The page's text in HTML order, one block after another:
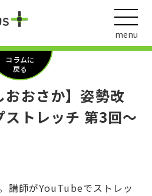
menu
コラムに
戻る
おおさか】姿勢改
トレッチ 第3回～
講師がYouTubeでストレッ
ネス動画
ケアの取組